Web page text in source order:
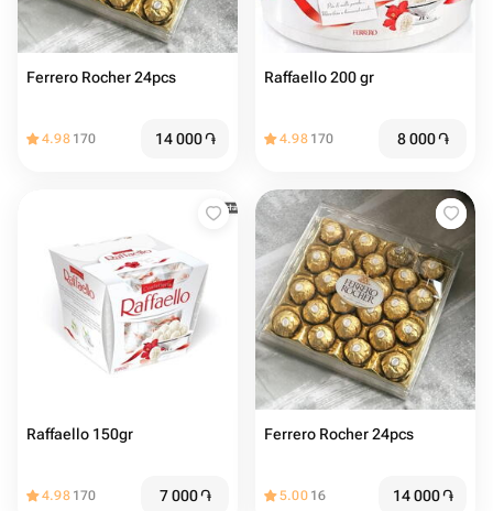
Ferrero Rocher 24pcs
4.98 170 14 000֏
Raffaello 200 gr
4.98 170 8 000֏
Raffaello 150gr
4.98 170 7 000֏
Ferrero Rocher 24pcs
5.00 16 14 000֏